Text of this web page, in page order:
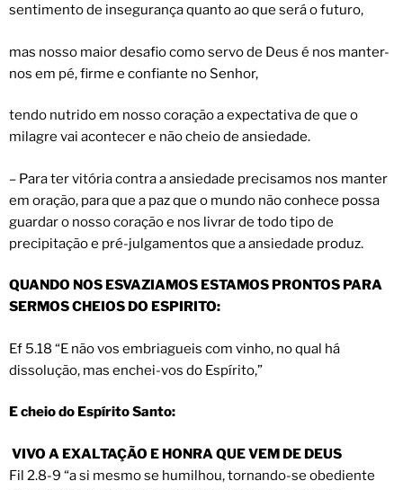
sentimento de insegurança quanto ao que será o futuro,
mas nosso maior desafio como servo de Deus é nos manter-
nos em pé, firme e confiante no Senhor,
tendo nutrido em nosso coração a expectativa de que o
milagre vai acontecer e não cheio de ansiedade.
– Para ter vitória contra a ansiedade precisamos nos manter
em oração, para que a paz que o mundo não conhece possa
guardar o nosso coração e nos livrar de todo tipo de
precipitação e pré-julgamentos que a ansiedade produz.
QUANDO NOS ESVAZIAMOS ESTAMOS PRONTOS PARA
SERMOS CHEIOS DO ESPIRITO:
Ef 5.18 “E não vos embriagueis com vinho, no qual há
dissolução, mas enchei-vos do Espírito,”
E cheio do Espírito Santo:
VIVO A EXALTAÇÃO E HONRA QUE VEM DE DEUS
Fil 2.8-9 “a si mesmo se humilhou, tornando-se obediente